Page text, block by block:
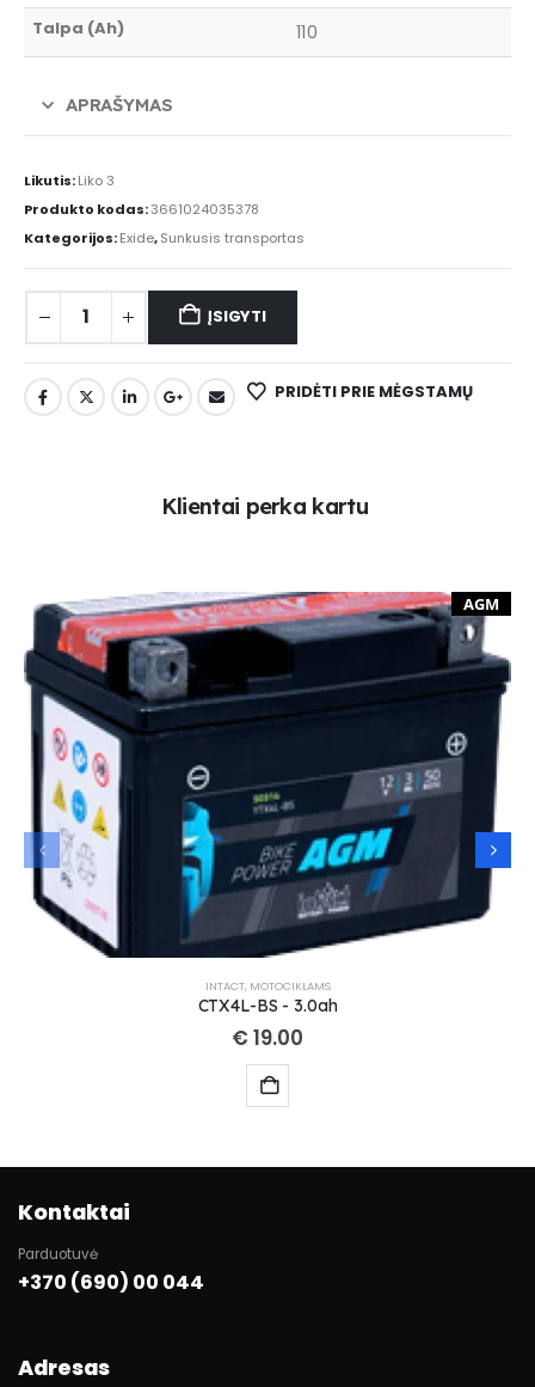
Talpa (Ah) 110
APRAŠYMAS
Likutis:Liko 3
Produkto kodas:3661024035378
Kategorijos:Exide,Sunkusis transportas
ĮSIGYTI
PRIDĖTI PRIE MĖGSTAMŲ
Klientai perka kartu
AGM
INTACT, MOTOCIKLAMS
CTX4L-BS - 3.0ah
€ 19.00
Kontaktai
Parduotuvė
+370 (690) 00 044
Adresas